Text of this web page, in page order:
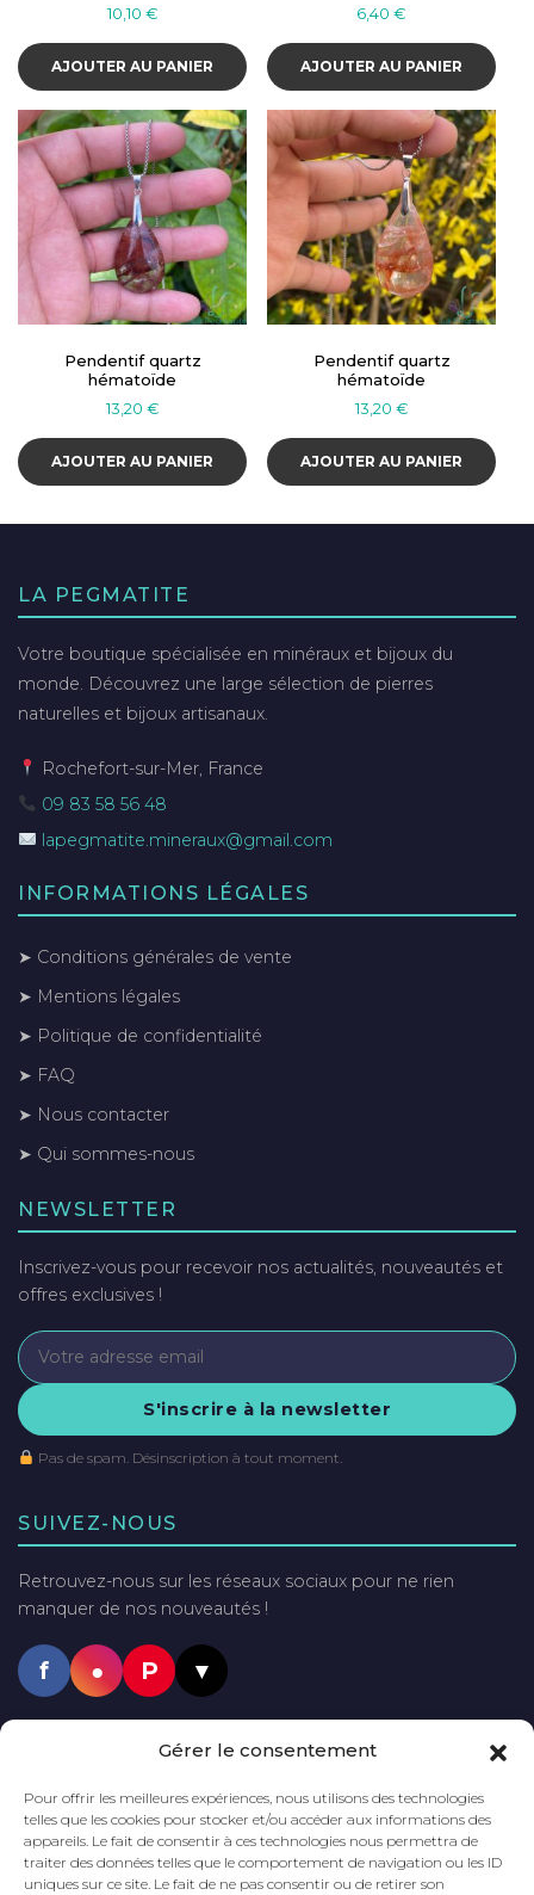
Gérer le consentement
Pour offrir les meilleures expériences, nous utilisons des technologies
telles que les cookies pour stocker et/ou accéder aux informations des
appareils. Le fait de consentir à ces technologies nous permettra de
traiter des données telles que le comportement de navigation ou les ID
uniques sur ce site. Le fait de ne pas consentir ou de retirer son
10,10 €
AJOUTER AU PANIER
6,40€
AJOUTER AU PANIER
Pendentif quartz
hématoïde
13,20 €
AJOUTER AU PANIER
Pendentif quartz
hématoïde
13,20 €
AJOUTER AU PANIER
LA PEGMATITE
Votre boutique spécialisée en minéraux et bijoux du
monde. Découvrez une large sélection de pierres
naturelles et bijoux artisanaux.
Rochefort-sur-Mer, France
09 83 58 56 48
lapegmatite.mineraux@gmail.com
INFORMATIONS LÉGALES
➤ Conditions générales de vente
➤ Mentions légales
➤ Politique de confidentialité
➤ FAQ
➤ Nous contacter
➤ Qui sommes-nous
NEWSLETTER
Inscrivez-vous pour recevoir nos actualités, nouveautés et
offres exclusives !
S'inscrire à la newsletter
Pas de spam. Désinscription à tout moment.
SUIVEZ-NOUS
Retrouvez-nous sur les réseaux sociaux pour ne rien
manquer de nos nouveautés !
f ● P ▼